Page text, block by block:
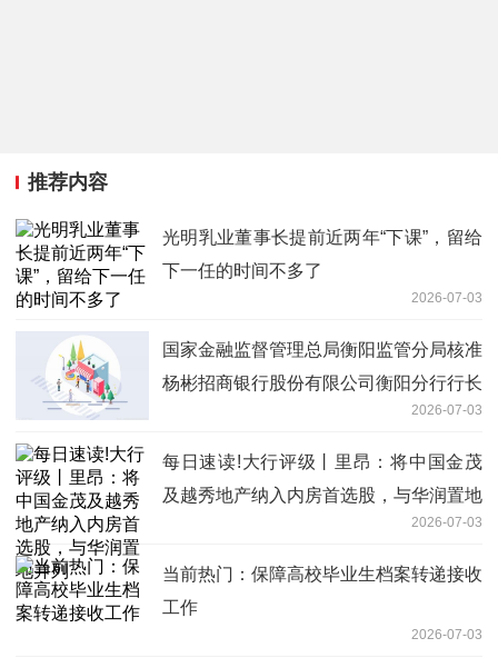
推荐内容
光明乳业董事长提前近两年“下课”，留给
下一任的时间不多了
2026-07-03
国家金融监督管理总局衡阳监管分局核准
杨彬招商银行股份有限公司衡阳分行行长
2026-07-03
每日速读!大行评级丨里昂：将中国金茂
及越秀地产纳入内房首选股，与华润置地
2026-07-03
当前热门：保障高校毕业生档案转递接收
工作
2026-07-03